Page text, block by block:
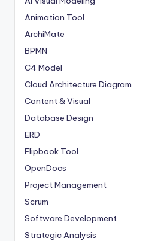
Animation Tool
ArchiMate
BPMN
C4 Model
Cloud Architecture Diagram
Content & Visual
Database Design
ERD
Flipbook Tool
OpenDocs
Project Management
Scrum
Software Development
Strategic Analysis